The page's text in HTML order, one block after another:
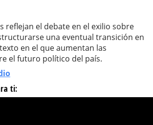
reflejan el debate en el exilio sobre
una eventual transición en
en el que aumentan las
el futuro político del país.
ti: